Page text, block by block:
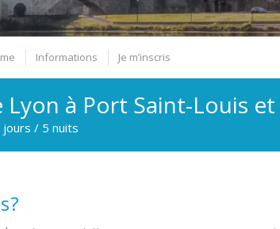
Informations Je m’inscris
Lyon à Port Saint-Louis
jours / 5 nuits